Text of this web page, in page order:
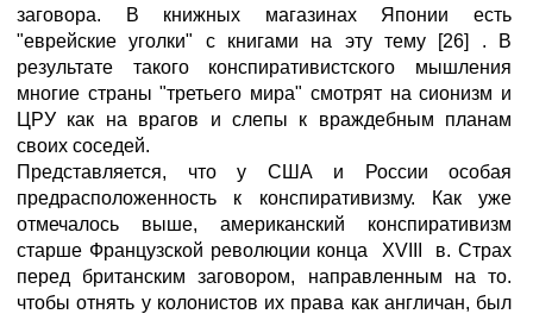
заговора. В книжных магазинах Японии есть
"еврейские уголки" с книгами на эту тему [26] . В
результате такого конспиративистского мышления
многие страны "третьего мира" смотрят на сионизм и
ЦРУ как на врагов и слепы к враждебным планам
своих соседей.
Представляется, что у США и России особая
предрасположенность к конспиративизму. Как уже
отмечалось выше, американский конспиративизм
старше Французской революции конца XVIII в. Страх
перед британским заговором, направленным на то.
чтобы отнять у колонистов их права как англичан, был